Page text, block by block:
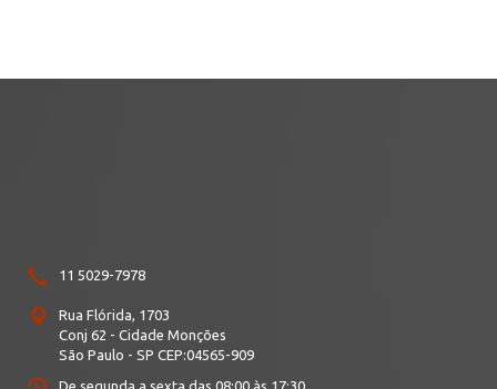
11 5029-7978
Rua Flórida, 1703
Conj 62 - Cidade Monções
São Paulo - SP CEP:04565-909